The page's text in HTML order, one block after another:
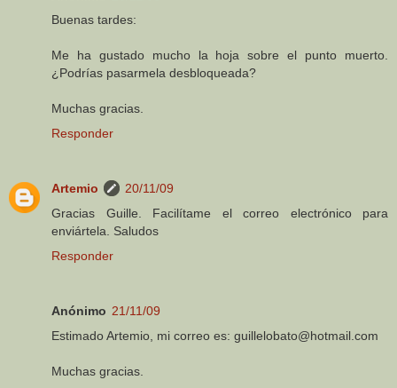
Buenas tardes:
Me ha gustado mucho la hoja sobre el punto muerto.
¿Podrías pasarmela desbloqueada?
Muchas gracias.
Responder
Artemio
20/11/09
Gracias Guille. Facilítame el correo electrónico para
enviártela. Saludos
Responder
Anónimo 21/11/09
Estimado Artemio, mi correo es: guillelobato@hotmail.com
Muchas gracias.